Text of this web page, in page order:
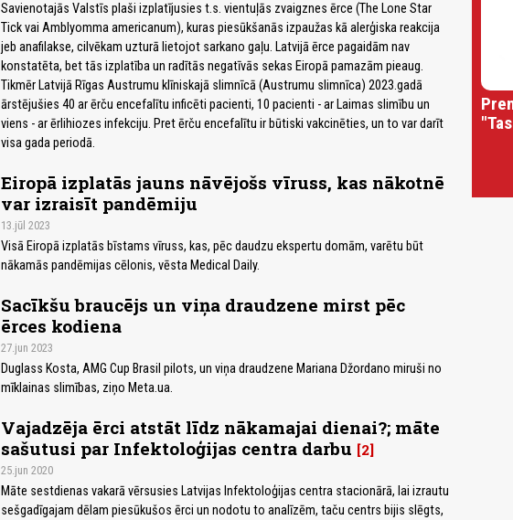
Savienotajās Valstīs plaši izplatījusies t.s. vientuļās zvaigznes ērce (The Lone Star
Tick vai Amblyomma americanum), kuras piesūkšanās izpaužas kā alerģiska reakcija
jeb anafilakse, cilvēkam uzturā lietojot sarkano gaļu. Latvijā ērce pagaidām nav
konstatēta, bet tās izplatība un radītās negatīvās sekas Eiropā pamazām pieaug.
Tikmēr Latvijā Rīgas Austrumu klīniskajā slimnīcā (Austrumu slimnīca) 2023.gadā
ārstējušies 40 ar ērču encefalītu inficēti pacienti, 10 pacienti - ar Laimas slimību un
viens - ar ērlihiozes infekciju. Pret ērču encefalītu ir būtiski vakcinēties, un to var darīt
visa gada periodā.
Eiropā izplatās jauns nāvējošs vīruss, kas nākotnē
var izraisīt pandēmiju
13.jūl 2023
Visā Eiropā izplatās bīstams vīruss, kas, pēc daudzu ekspertu domām, varētu būt
nākamās pandēmijas cēlonis, vēsta Medical Daily.
Sacīkšu braucējs un viņa draudzene mirst pēc
ērces kodiena
27.jun 2023
Duglass Kosta, AMG Cup Brasil pilots, un viņa draudzene Mariana Džordano miruši no
mīklainas slimības, ziņo Meta.ua.
Vajadzēja ērci atstāt līdz nākamajai dienai?; māte
sašutusi par Infektoloģijas centra darbu 2
25.jun 2020
Māte sestdienas vakarā vērsusies Latvijas Infektoloģijas centra stacionārā, lai izrautu
sešgadīgajam dēlam piesūkušos ērci un nodotu to analīzēm, taču centrs bijis slēgts,